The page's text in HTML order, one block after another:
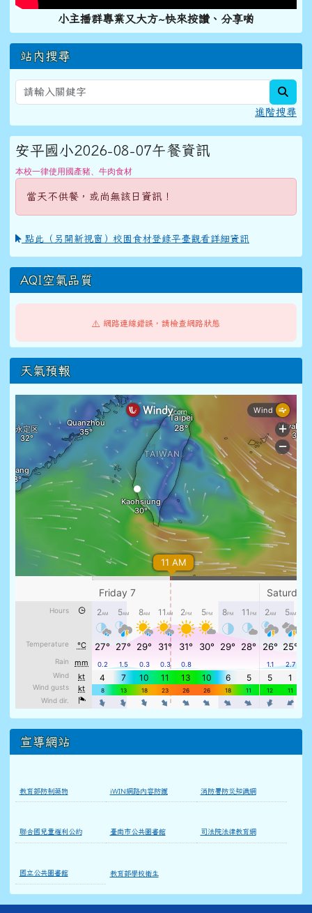
小主播群專業又大方~快來按讚、分享喲
站內搜尋
進階搜尋
安平國小2026-08-07午餐資訊
本校一律使用國產豬、牛肉食材
當天不供餐，或尚無該日資訊！
點此（另開新視窗）校園食材登錄平臺觀看詳細資訊
AQI空氣品質
⚠️ 網路連線錯誤，請檢查網路狀態
天氣預報
宣導網站
教育部防制藥物 iWIN網路內容防護 消防署防災知識網
聯合國兒童權利公約 臺南市公共圖書館 司法院法律教育網
國立公共圖書館 教育部學校衛生